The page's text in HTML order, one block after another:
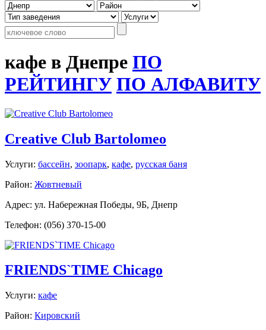
кафе в Днепре ПО
РЕЙТИНГУ ПО АЛФАВИТУ
Creative Club Bartolomeo
Услуги: бассейн, зоопарк, кафе, русская баня
Район: Жовтневый
Адрес: ул. Набережная Победы, 9Б, Днепр
Телефон: (056) 370-15-00
FRIENDS`TIME Chicago
Услуги: кафе
Район: Кировский